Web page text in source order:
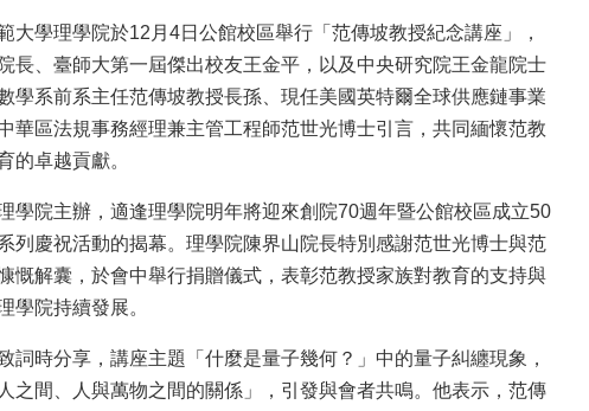
大學理學院於12月4日公館校區舉行「范傳坡教授紀念講座」，
長、臺師大第一屆傑出校友王金平，以及中央研究院王金龍院士
學系前系主任范傳坡教授長孫、現任美國英特爾全球供應鏈事業
華區法規事務經理兼主管工程師范世光博士引言，共同緬懷范教
的卓越貢獻。
學院主辦，適逢理學院明年將迎來創院70週年暨公館校區成立50
列慶祝活動的揭幕。理學院陳界山院長特別感謝范世光博士與范
慨解囊，於會中舉行捐贈儀式，表彰范教授家族對教育的支持與
學院持續發展。
詞時分享，講座主題「什麼是量子幾何？」中的量子糾纏現象，
之間、人與萬物之間的關係」，引發與會者共鳴。他表示，范傳